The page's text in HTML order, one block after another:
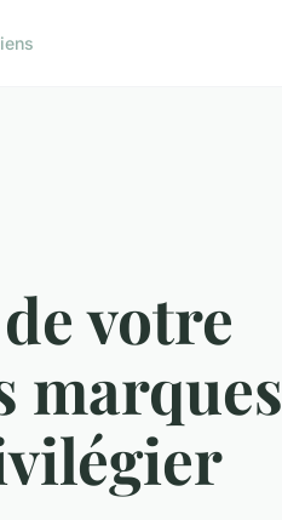
votre
marques